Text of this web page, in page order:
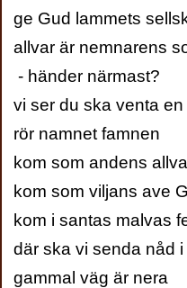
ge Gud lammets
allvar är nemnarens
- händer närmast?
vi ser du ska venta
rör namnet famnen
kom som andens
kom som viljans ave
kom i santas malvas
där ska vi senda nåd i
gammal väg är nera